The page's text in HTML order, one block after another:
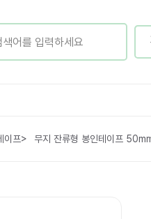
이프> 무지 잔류형 봉인테이프